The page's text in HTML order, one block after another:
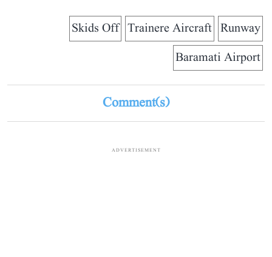
Runway
Trainere Aircraft
Skids Off
Baramati Airport
Comment(s)
ADVERTISEMENT